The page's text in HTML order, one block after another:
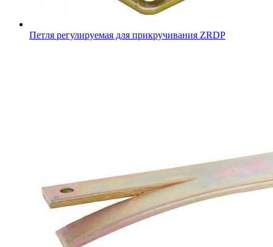
Петля регулируемая для прикручивания ZRDP